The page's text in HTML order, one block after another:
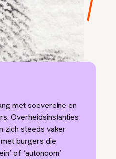
met soevereine en
Overheidsinstanties
zich steeds vaker
burgers die
of ‘autonoom’